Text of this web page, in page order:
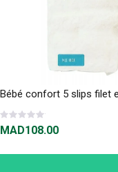
MAD108.00